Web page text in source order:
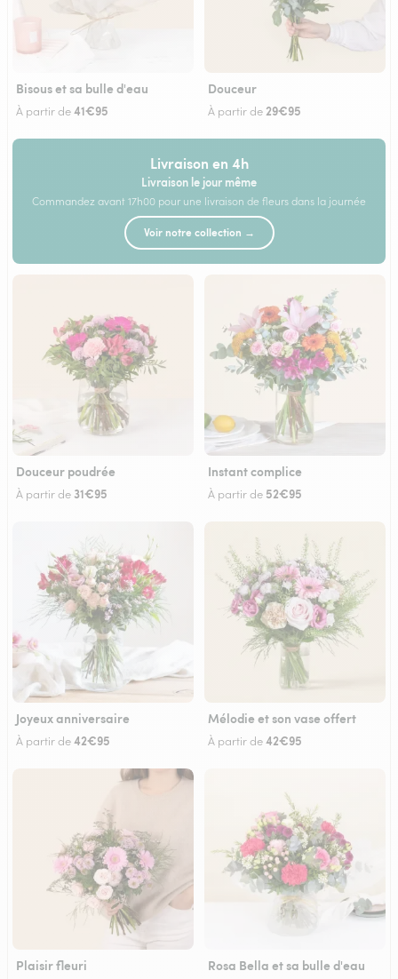
Bisous et sa bulle d'eau
À partir de41€95
Douceur
À partir de29€95
Livraison en 4h
Livraison le jour même
Commandez avant 17h00 pour une livraison de fleurs dans la journée
Voir notre collection →
Douceur poudrée
À partir de 31€95
Instant complice
À partir de 52€95
Joyeux anniversaire
À partir de42€95
Mélodie et son vase offert
À partir de42€95
Plaisir fleuri Rosa Bella et sa bulle d'eau